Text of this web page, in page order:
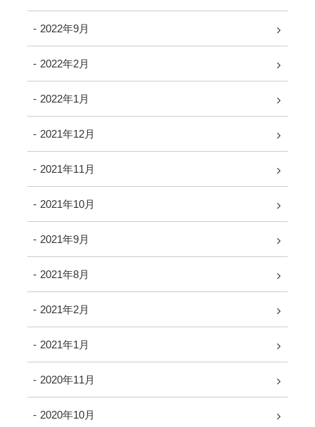
2022年9月
2022年2月
2022年1月
2021年12月
2021年11月
2021年10月
2021年9月
2021年8月
2021年2月
2021年1月
2020年11月
2020年10月